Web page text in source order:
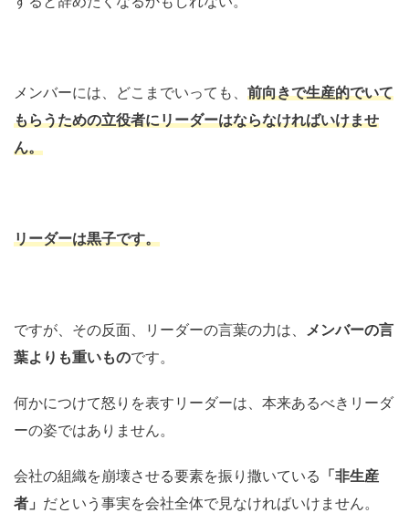
メンバーには、どこまでいっても、 前向きで生産的でいて
もらうための立役者にリーダーはならなければいけませ
ん。
リーダーは黒子です。
ですが、その反面、リーダーの言葉の力は、
メンバーの言
葉よりも重いものです。
何かにつけて怒りを表すリーダーは、本来あるべきリーダ
ーの姿ではありません。
会社の組織を崩壊させる要素を振り撒いている
「非生産
者」 だという事実を会社全体で見なければいけません。